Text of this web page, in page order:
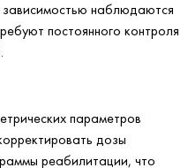
зависимостью наблюдаются
постоянного контроля
параметров
дозы
реабилитации, что